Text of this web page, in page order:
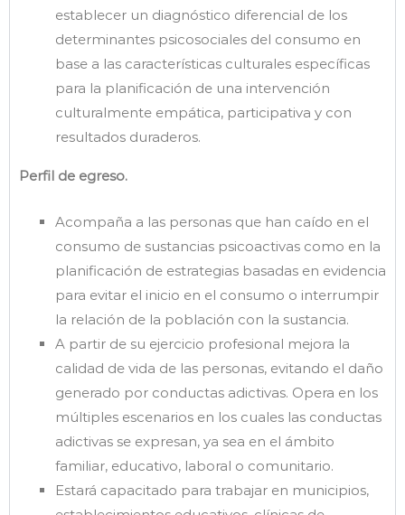
establecer un diagnóstico diferencial de los
determinantes psicosociales del consumo en
base a las características culturales específicas
para la planificación de una intervención
culturalmente empática, participativa y con
resultados duraderos.
Perfil de egreso.
Acompaña a las personas que han caído en el
consumo de sustancias psicoactivas como en la
planificación de estrategias basadas en evidencia
para evitar el inicio en el consumo o interrumpir
la relación de la población con la sustancia.
A partir de su ejercicio profesional mejora la
calidad de vida de las personas, evitando el daño
generado por conductas adictivas. Opera en los
múltiples escenarios en los cuales las conductas
adictivas se expresan, ya sea en el ámbito
familiar, educativo, laboral o comunitario.
Estará capacitado para trabajar en municipios,